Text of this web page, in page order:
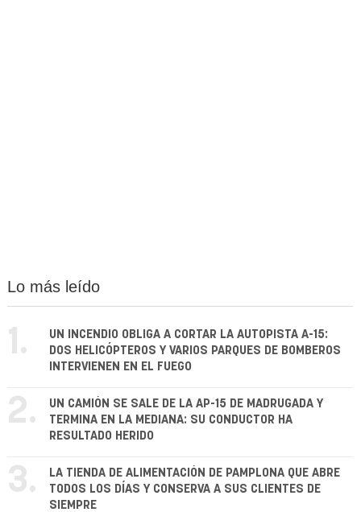
Lo más leído
1.
UN INCENDIO OBLIGA A CORTAR LA AUTOPISTA A-15:
DOS HELICÓPTEROS Y VARIOS PARQUES DE BOMBEROS
INTERVIENEN EN EL FUEGO
2.
UN CAMIÓN SE SALE DE LA AP-15 DE MADRUGADA Y
TERMINA EN LA MEDIANA: SU CONDUCTOR HA
RESULTADO HERIDO
3.
LA TIENDA DE ALIMENTACIÓN DE PAMPLONA QUE ABRE
TODOS LOS DÍAS Y CONSERVA A SUS CLIENTES DE
SIEMPRE